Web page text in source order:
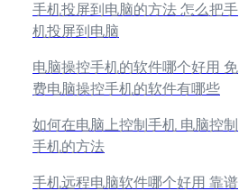
手机投屏到电脑的方法 怎么把手
机投屏到电脑
电脑操控手机的软件哪个好用 免
费电脑操控手机的软件有哪些
如何在电脑上控制手机 电脑控制
手机的方法
手机远程电脑软件哪个好用 靠谱